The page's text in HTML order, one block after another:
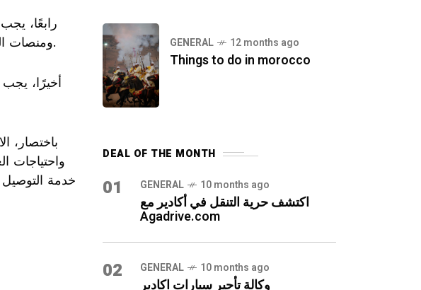
رابعًا،
ومنصات التواصل الاجتماعي لجذب المزيد من الزبائن وزيادة الوعي بالمنتجات المباعة في المحل.
أخيرًا،
باختصار،
واحتياجات
خدمة
GENERAL 12 months ago
Things to do in morocco
DEAL OF THE MONTH
01 GENERAL 10 months ago
اكتشف حرية التنقل في أكادير مع
Agadrive.com
02 GENERAL 10 months ago
وكالة تأجير سيارات اكادير